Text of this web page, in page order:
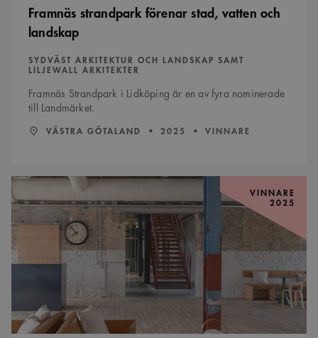
Framnäs strandpark förenar stad, vatten och
landskap
SYDVÄST ARKITEKTUR OCH LANDSKAP SAMT
LILJEWALL ARKITEKTER
Framnäs Strandpark i Lidköping är en av fyra nominerade
till Landmärket.
LÄN::
VÄSTRA GÖTALAND ÅR:
2025 VINNARE
Snickeriet
präglas
av
konsekvent
hållbarhetstänk
VINNARE
2025